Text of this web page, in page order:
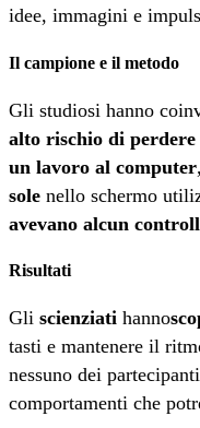
idee, immagini e
Il campione e il metodo
Gli studiosi hanno
alto rischio di
un lavoro al computer
sole nello schermo
avevano alcun
Risultati
Gli scienziati hanno
tasti e mantenere il
nessuno dei
comportamenti che